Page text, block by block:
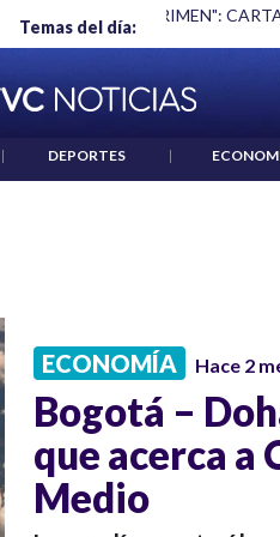
Temas del día:
"HABLAR NO ES UN CRIMEN":
| DEPORTES |
ECONOMÍA Hace 2
Bogotá –
que acerca a
Medio